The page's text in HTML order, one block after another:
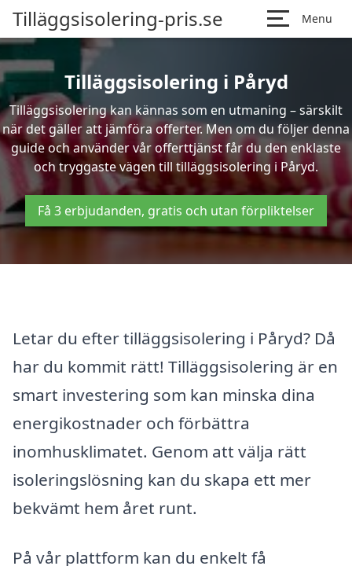
Tilläggsisolering-pris.se Menu
Tilläggsisolering i Påryd
Tilläggsisolering kan kännas som en utmaning – särskilt
när det gäller att jämföra offerter. Men om du följer denna
guide och använder vår offerttjänst får du den enklaste
och tryggaste vägen till tilläggsisolering i Påryd.
Få 3 erbjudanden, gratis och utan förpliktelser
Letar du efter tilläggsisolering i Påryd? Då
har du kommit rätt! Tilläggsisolering är en
smart investering som kan minska dina
energikostnader och förbättra
inomhusklimatet. Genom att välja rätt
isoleringslösning kan du skapa ett mer
bekvämt hem året runt.
På vår plattform kan du enkelt få